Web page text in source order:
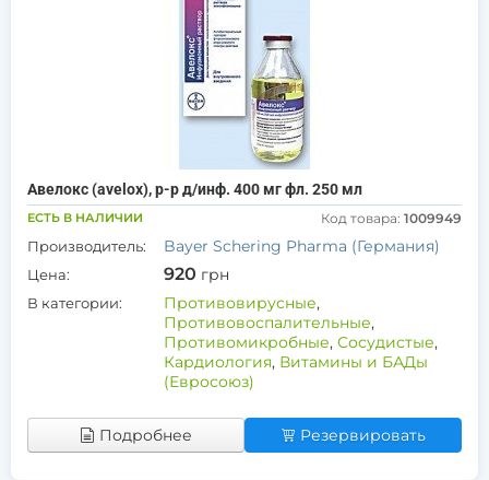
Авелокс (avelox), р-р д/инф. 400 мг фл. 250 мл
ЕСТЬ В НАЛИЧИИ Код товара: 1009949
Производитель: Bayer Schering Pharma (Германия)
Цена: 920 грн
В категории: Противовирусные,
Противовоспалительные,
Противомикробные, Сосудистые,
Кардиология, Витамины и БАДы
(Евросоюз)
Подробнее Резервировать